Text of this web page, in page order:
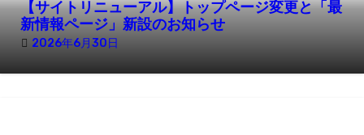
【サイトリニューアル】トップページ変更と「最
新情報ページ」新設のお知らせ
2026年6月30日